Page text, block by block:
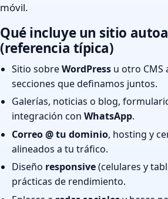
móvil.
Qué incluye un sitio
(referencia típica)
Sitio sobreWordPress u otro CMS
secciones que definamos juntos.
Galerías, noticias o blog,
integración con WhatsApp.
Correo @ tu dominio, hosting y
alineados a tu tráfico.
Diseño responsive(celulares y
prácticas de rendimiento.